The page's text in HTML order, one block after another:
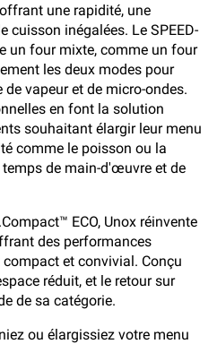
une rapidité, une
cuisson inégalées. Le SPEED-
un four mixte, comme un four
les deux modes pour
de vapeur et de micro-ondes.
en font la solution
souhaitant élargir leur menu
comme le poisson ou la
de main-d'œuvre et de
ECO, Unox réinvente
des performances
et convivial. Conçu
réduit, et le retour sur
de sa catégorie.
ou élargissiez votre menu